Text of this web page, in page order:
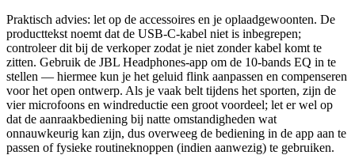
Praktisch advies: let op de accessoires en je oplaadgewoonten. De
producttekst noemt dat de USB-C-kabel niet is inbegrepen;
controleer dit bij de verkoper zodat je niet zonder kabel komt te
zitten. Gebruik de JBL Headphones-app om de 10-bands EQ in te
stellen — hiermee kun je het geluid flink aanpassen en compenseren
voor het open ontwerp. Als je vaak belt tijdens het sporten, zijn de
vier microfoons en windreductie een groot voordeel; let er wel op
dat de aanraakbediening bij natte omstandigheden wat
onnauwkeurig kan zijn, dus overweeg de bediening in de app aan te
passen of fysieke routineknoppen (indien aanwezig) te gebruiken.